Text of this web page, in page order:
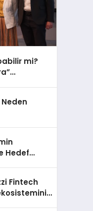
mi?
Hedef
Fintech